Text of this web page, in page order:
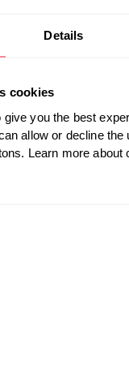
Details
cookies
you the best
allow or decline
Learn more about
ン3kmで合計10km。
、平均心拍数